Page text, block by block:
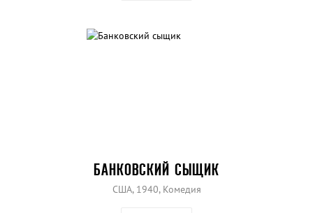
БАНКОВСКИЙ СЫЩИК
США, 1940, Комедия